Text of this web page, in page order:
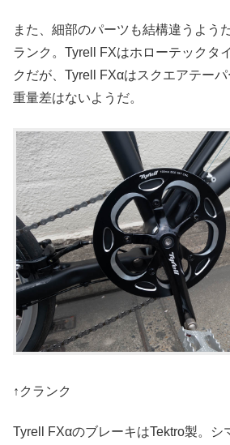
また、細部のパーツも結構違うよう
ランク。Tyrell FXはホローテックタ
クだが、Tyrell FXαはスクエアテー
重量差はないようだ。
↑クランク
Tyrell FXαのブレーキはTektro製。シ